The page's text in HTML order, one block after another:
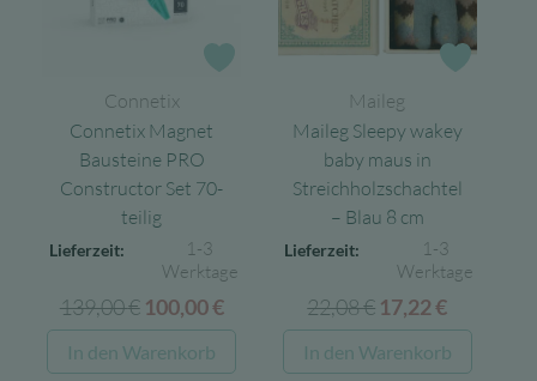
Connetix
Connetix Magnet
Bausteine PRO
Constructor Set 70-
teilig
Lieferzeit:
1-3
Werktage
139,00€ Ursprünglicher
Preis
war:
100,00€Aktueller
Preis
ist:
In den Warenkorb
Maileg
Maileg Sleepy wakey
baby maus in
Streichholzschachtel
– Blau 8 cm
Lieferzeit:
1-3
Werktage
22,08€ Ursprünglicher
Preis
war:
17,22€
Preis
ist:
In den Warenkorb